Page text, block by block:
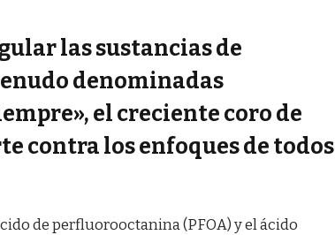
las sustancias de
denominadas
el creciente coro de
contra los enfoques de todos
de perfluorooctanina (PFOA) y el ácido